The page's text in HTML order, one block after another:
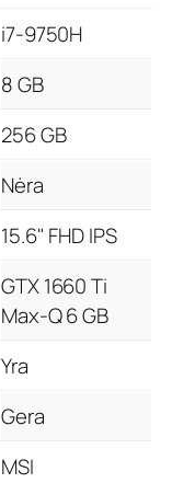
i7-9750H
8 GB
256 GB
Nėra
15.6" FHD IPS
GTX 1660 Ti
Max-Q 6 GB
Yra
Gera
MSI